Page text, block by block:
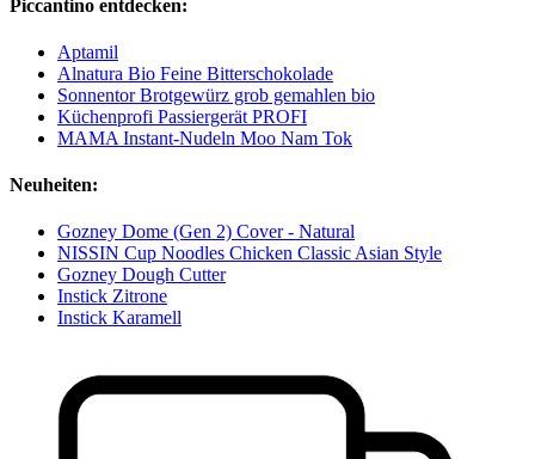
Piccantino entdecken:
Aptamil
Alnatura Bio Feine Bitterschokolade
Sonnentor Brotgewürz grob gemahlen bio
Küchenprofi Passiergerät PROFI
MAMA Instant-Nudeln Moo Nam Tok
Neuheiten:
Gozney Dome (Gen 2) Cover - Natural
NISSIN Cup Noodles Chicken Classic Asian Style
Gozney Dough Cutter
Instick Zitrone
Instick Karamell